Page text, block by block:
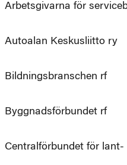
Arbetsgivarna för
Autoalan Keskusliitto ry
Bildningsbranschen rf
Byggnadsförbundet rf
Centralförbundet för